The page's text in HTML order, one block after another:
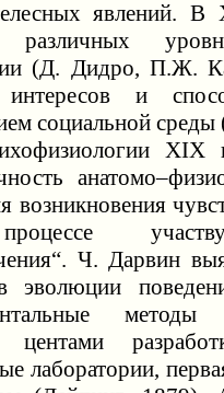
явлений.
различных
(Д. Дидро, П.Ж.
интересов и
социальной
XIX в.
возникновения
Ч. Дарвин
эволюции
методы
центами
лаборатории,